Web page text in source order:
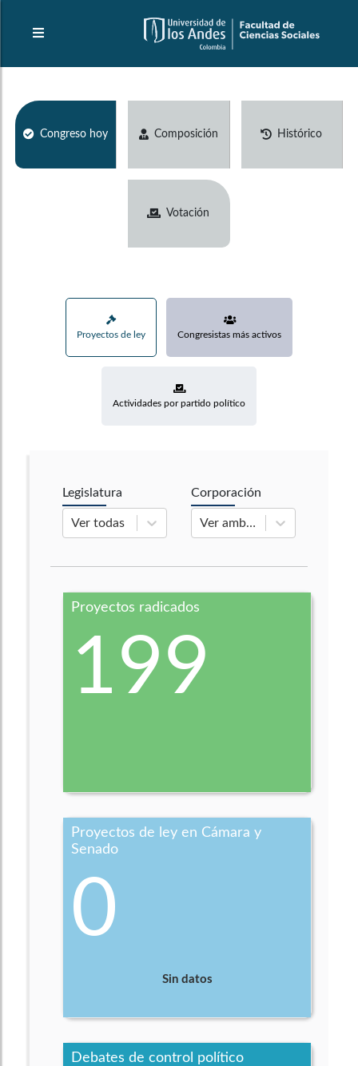
Congreso hoy Composición Histórico
Votación
Proyectos de ley Congresistas más activos
Actividades por partido político
Legislatura
Ver todas
Corporación
Ver ambas
Proyectos radicados
199
Sin datos
Proyectos de ley en Cámara y
Senado
0
Debates de control político